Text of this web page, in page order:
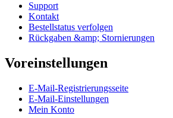
Support
Kontakt
Bestellstatus verfolgen
Rückgaben &amp; Stornierungen
Voreinstellungen
E-Mail-Registrierungsseite
E-Mail-Einstellungen
Mein Konto